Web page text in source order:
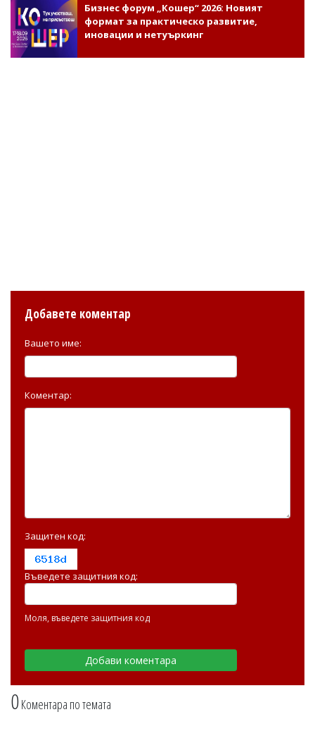
Бизнес форум „Кошер“ 2026: Новият
формат за практическо развитие,
иновации и нетуъркинг
0Коментара по темата
Добавете коментар
Вашето име:
Коментар:
Защитен код:
Въведете защитния код:
Моля, въведете защитния код